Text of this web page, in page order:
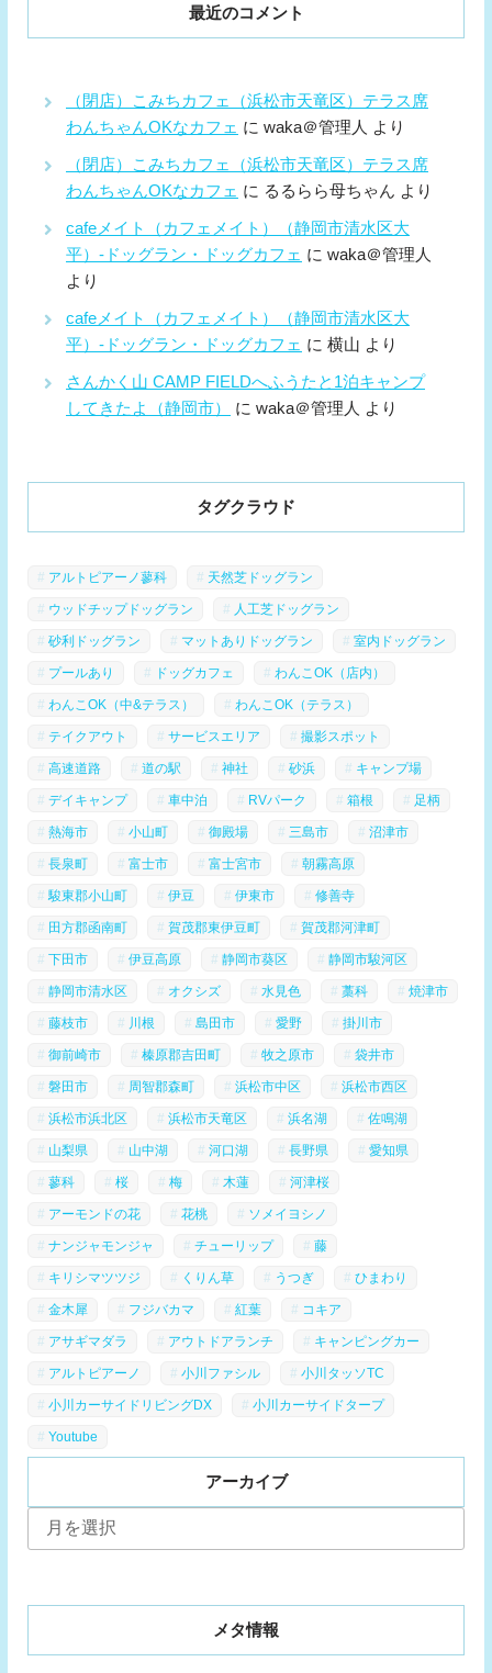
最近のコメント
（閉店）こみちカフェ（浜松市天竜区）テラス席
わんちゃんOKなカフェ に waka＠管理人 より
（閉店）こみちカフェ（浜松市天竜区）テラス席
わんちゃんOKなカフェ に るるらら母ちゃん より
cafeメイト（カフェメイト）（静岡市清水区大
平）-ドッグラン・ドッグカフェ に waka＠管理人
より
cafeメイト（カフェメイト）（静岡市清水区大
平）-ドッグラン・ドッグカフェ に 横山 より
さんかく山 CAMP FIELDへふうたと1泊キャンプ
してきたよ（静岡市）
に waka＠管理人 より
タグクラウド
アルトピアーノ蓼科 天然芝ドッグラン
ウッドチップドッグラン 人工芝ドッグラン
砂利ドッグラン マットありドッグラン 室内ドッグラン
プールあり ドッグカフェ わんこOK（店内）
わんこOK（中&テラス） わんこOK（テラス）
テイクアウト サービスエリア 撮影スポット
高速道路 道の駅 神社 砂浜 キャンプ場
デイキャンプ 車中泊 RVパーク 箱根 足柄
熱海市 小山町 御殿場 三島市 沼津市
長泉町 富士市 富士宮市 朝霧高原
駿東郡小山町 伊豆 伊東市 修善寺
田方郡函南町 賀茂郡東伊豆町 賀茂郡河津町
下田市 伊豆高原 静岡市葵区 静岡市駿河区
静岡市清水区 オクシズ 水見色 藁科 焼津市
藤枝市 川根 島田市 愛野 掛川市
御前崎市 榛原郡吉田町 牧之原市 袋井市
磐田市 周智郡森町 浜松市中区 浜松市西区
浜松市浜北区 浜松市天竜区 浜名湖 佐鳴湖
山梨県 山中湖 河口湖 長野県 愛知県
蓼科 桜 梅 木蓮 河津桜
アーモンドの花 花桃 ソメイヨシノ
ナンジャモンジャ チューリップ 藤
キリシマツツジ くりん草 うつぎ ひまわり
金木犀 フジバカマ 紅葉 コキア
アサギマダラ アウトドアランチ キャンピングカー
アルトピアーノ 小川ファシル 小川タッソTC
小川カーサイドリビングDX 小川カーサイドタープ
Youtube
アーカイブ
ー
メタ情報